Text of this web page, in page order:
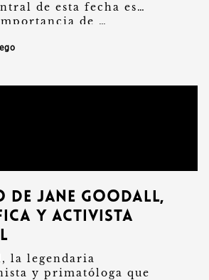
de esta fecha es
de …
de Jane Goodall,
y activista
la legendaria
y primatóloga que